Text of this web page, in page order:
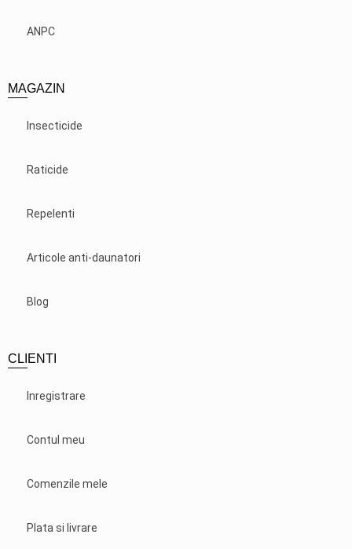
ANPC
MAGAZIN
Insecticide
Raticide
Repelenti
Articole anti-daunatori
Blog
CLIENTI
Inregistrare
Contul meu
Comenzile mele
Plata si livrare